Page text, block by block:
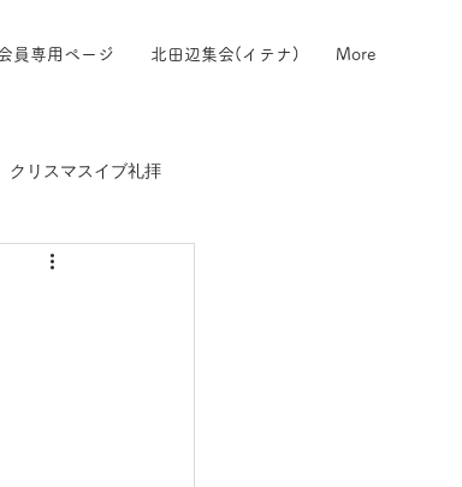
員専用ページ 北田辺集会(イテナ) More
クリスマスイブ礼拝